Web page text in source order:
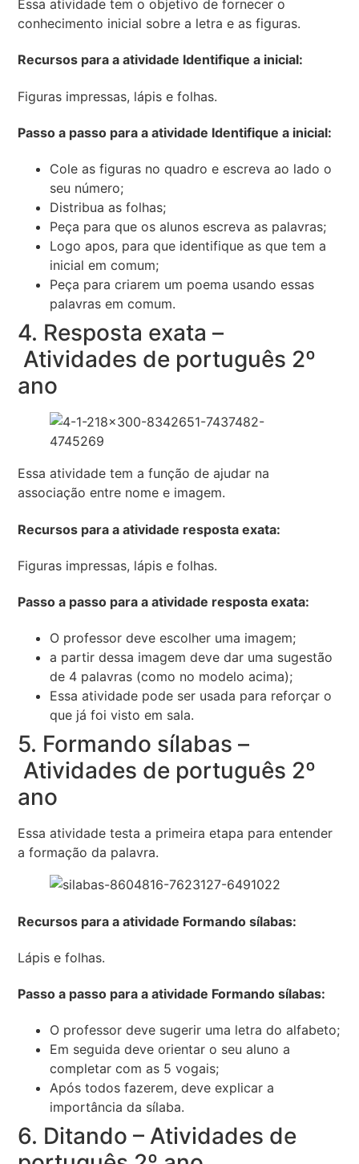
Essa atividade tem o objetivo de fornecer o
conhecimento inicial sobre a letra e as figuras.
Recursos para a atividade Identifique a inicial:
Figuras impressas, lápis e folhas.
Passo a passo para a atividade Identifique a inicial:
Cole as figuras no quadro e escreva ao lado o
seu número;
Distribua as folhas;
Peça para que os alunos escreva as palavras;
Logo apos, para que identifique as que tem a
inicial em comum;
Peça para criarem um poema usando essas
palavras em comum.
4. Resposta exata –
Atividades de português 2º
ano
Essa atividade tem a função de ajudar na
associação entre nome e imagem.
Recursos para a atividade resposta exata:
Figuras impressas, lápis e folhas.
Passo a passo para a atividade resposta exata:
O professor deve escolher uma imagem;
a partir dessa imagem deve dar uma sugestão
de 4 palavras (como no modelo acima);
Essa atividade pode ser usada para reforçar o
que já foi visto em sala.
5. Formando sílabas –
Atividades de português 2º
ano
Essa atividade testa a primeira etapa para entender
a formação da palavra.
Recursos para a atividade Formando sílabas:
Lápis e folhas.
Passo a passo para a atividade Formando sílabas:
O professor deve sugerir uma letra do alfabeto;
Em seguida deve orientar o seu aluno a
completar com as 5 vogais;
Após todos fazerem, deve explicar a
importância da sílaba.
6. Ditando – Atividades de